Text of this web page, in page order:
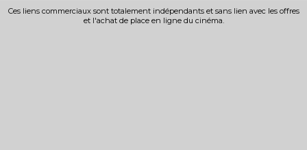
Ces liens commerciaux sont totalement indépendants et sans lien avec les offres
et l'achat de place en ligne du cinéma.